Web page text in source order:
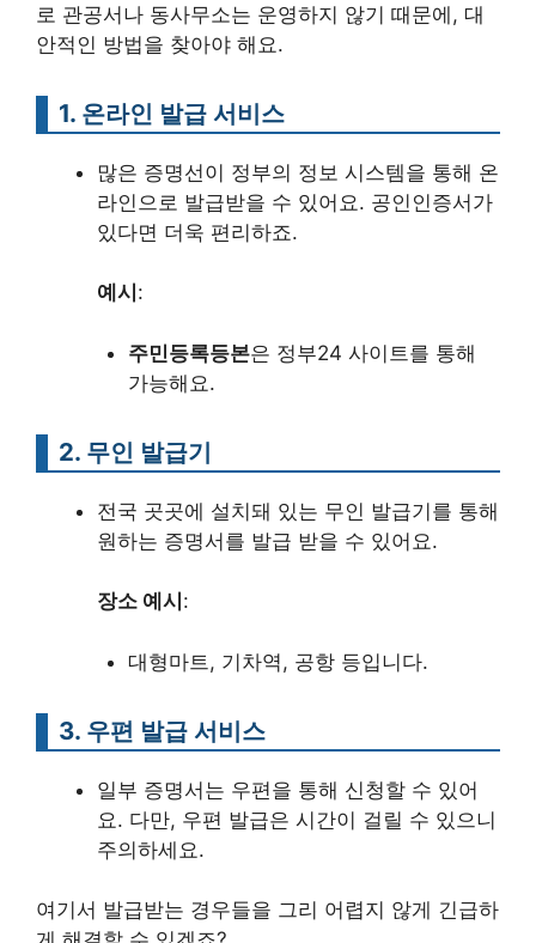
로 관공서나 동사무소는 운영하지 않기 때문에, 대
안적인 방법을 찾아야 해요.
1. 온라인 발급 서비스
많은 증명선이 정부의 정보 시스템을 통해 온
라인으로 발급받을 수 있어요. 공인인증서가
있다면 더욱 편리하죠.
예시 :
주민등록등본은 정부24 사이트를 통해
가능해요.
2. 무인 발급기
전국 곳곳에 설치돼 있는 무인 발급기를 통해
원하는 증명서를 발급 받을 수 있어요.
장소 예시 :
대형마트, 기차역, 공항 등입니다.
3. 우편 발급 서비스
일부 증명서는 우편을 통해 신청할 수 있어
요. 다만, 우편 발급은 시간이 걸릴 수 있으니
주의하세요.
여기서 발급받는 경우들을 그리 어렵지 않게 긴급하